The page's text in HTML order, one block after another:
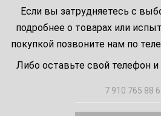
Если вы затрудняетесь с
подробнее о товарах или
покупкой позвоните нам по
Либо оставьте свой телефон